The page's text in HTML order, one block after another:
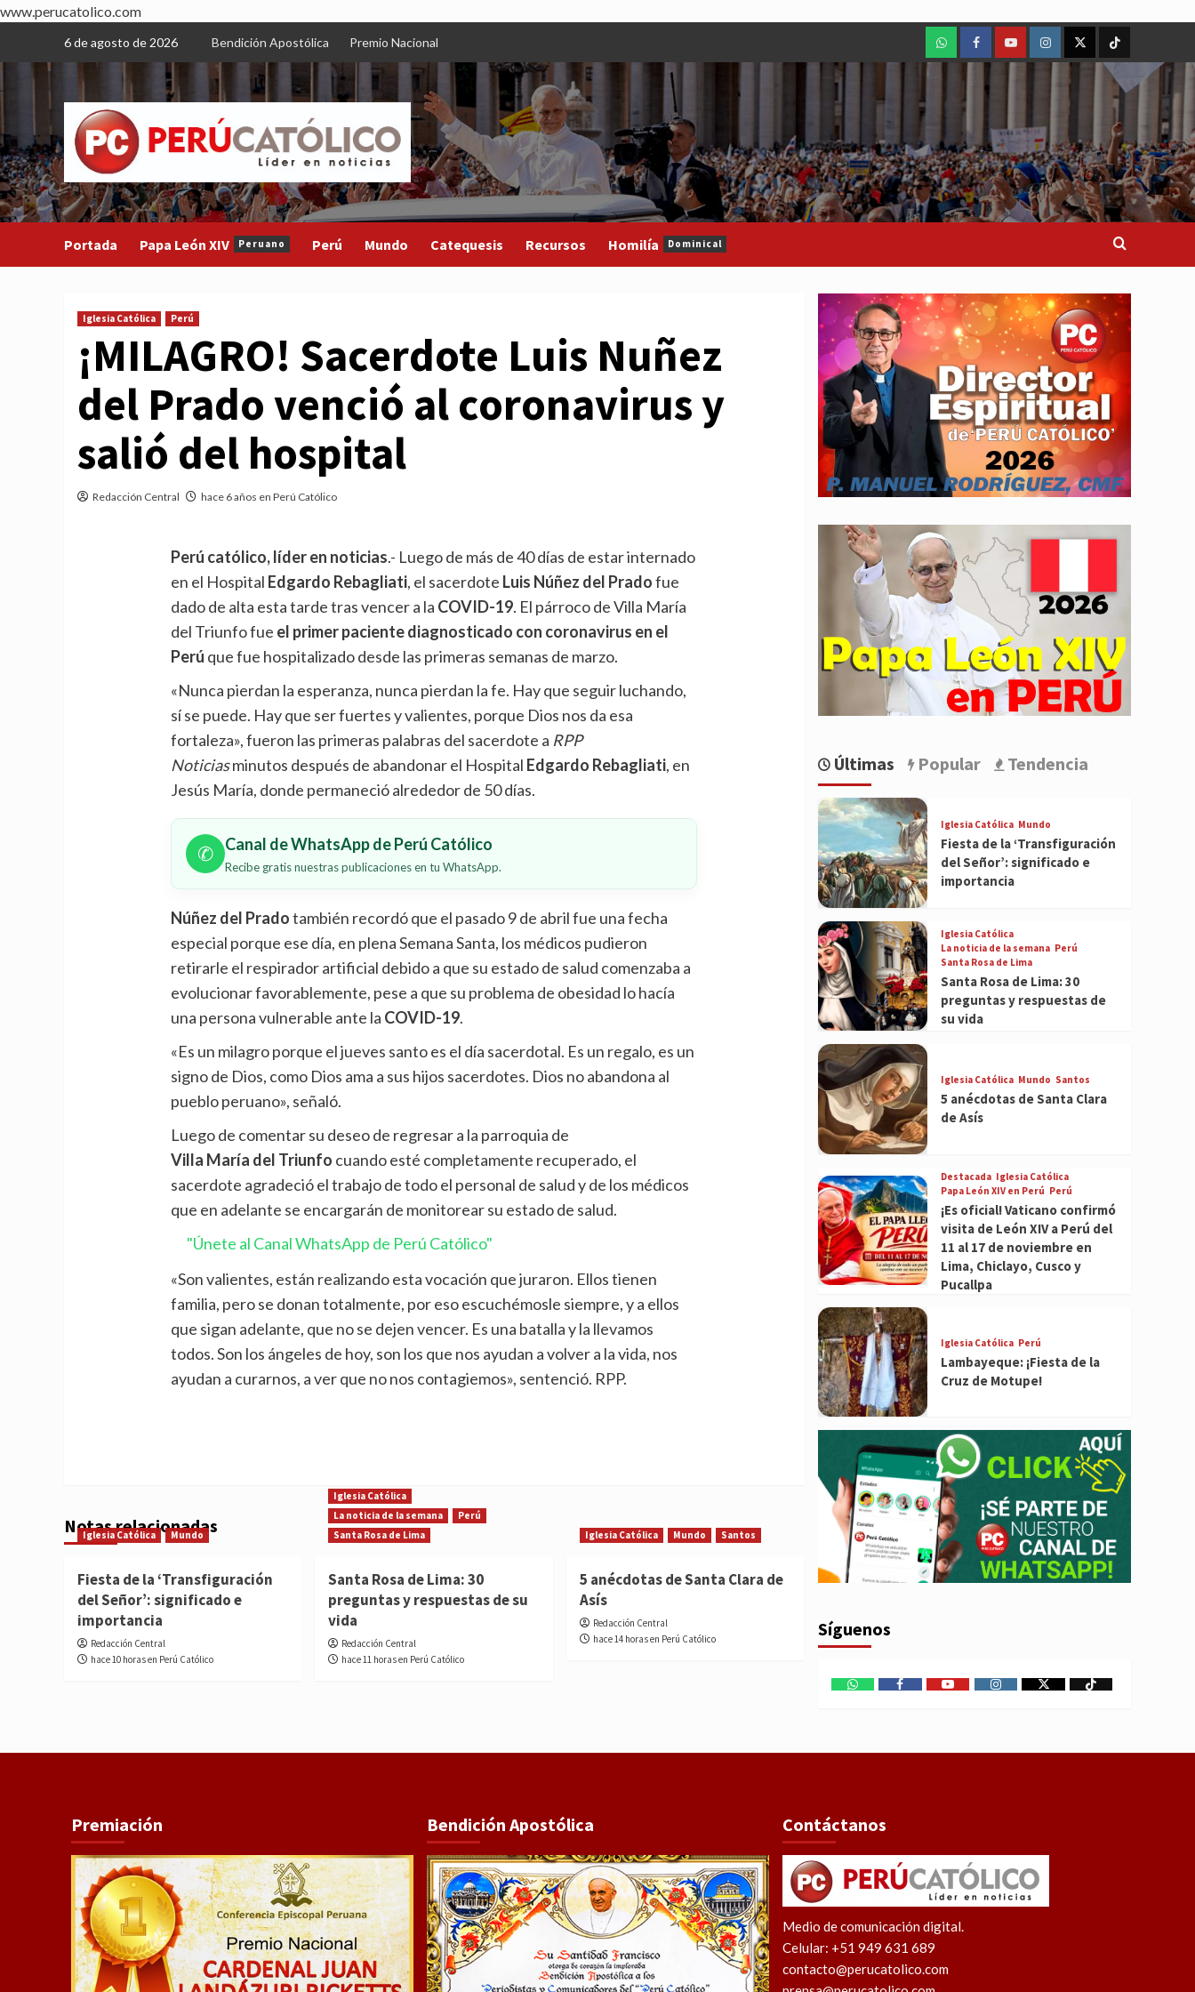
www.perucatolico.com
content
6 de agosto de 2026 Bendición Apostólica Premio Nacional
WhatsAppFacebookYoutubeInstagram
X TikTok
Portada Papa León XIV Peruano Perú Mundo Catequesis Recursos Homilía Dominical
Iglesia Católica Perú
¡MILAGRO! Sacerdote Luis Nuñez
del Prado venció al coronavirus y
salió del hospital
Redacción Central hace 6 años en Perú Católico
Perú católico, líder en noticias.- Luego de más de 40 días de estar internado
en el Hospital Edgardo Rebagliati, el sacerdote Luis Núñez del Pradofue
dado de alta esta tarde tras vencer a la COVID-19. El párroco de Villa María
del Triunfo fue el primer paciente diagnosticado con coronavirus en el
Perú que fue hospitalizado desde las primeras semanas de marzo.
«Nunca pierdan la esperanza, nunca pierdan la fe. Hay que seguir luchando,
sí se puede. Hay que ser fuertes y valientes, porque Dios nos da esa
fortaleza», fueron las primeras palabras del sacerdote a RPP
Noticiasminutos después de abandonar el Hospital Edgardo Rebagliati, en
Jesús María, donde permaneció alrededor de 50 días.
✆ Canal de WhatsApp de Perú Católico
Recibe gratis nuestras publicaciones en tu WhatsApp.
Núñez del Pradotambién recordó que el pasado 9 de abril fue una fecha
especial porque ese día, en plena Semana Santa, los médicos pudieron
retirarle el respirador artificial debido a que su estado de salud comenzaba a
evolucionar favorablemente, pese a que su problema de obesidad lo hacía
una persona vulnerable ante la COVID-19.
«Es un milagro porque el jueves santo es el día sacerdotal. Es un regalo, es un
signo de Dios, como Dios ama a sus hijos sacerdotes. Dios no abandona al
pueblo peruano», señaló.
Luego de comentar su deseo de regresar a la parroquia de
Villa María del Triunfo cuando esté completamente recuperado, el
sacerdote agradeció el trabajo de todo el personal de salud y de los médicos
que en adelante se encargarán de monitorear su estado de salud.
"Únete al Canal WhatsApp de Perú Católico"
«Son valientes, están realizando esta vocación que juraron. Ellos tienen
familia, pero se donan totalmente, por eso escuchémosle siempre, y a ellos
que sigan adelante, que no se dejen vencer. Es una batalla y la llevamos
todos. Son los ángeles de hoy, son los que nos ayudan a volver a la vida, nos
ayudan a curarnos, a ver que no nos contagiemos», sentenció. RPP.
Notas relacionadas
Iglesia Católica Mundo
Fiesta de la ‘Transfiguración
del Señor’: significado e
importancia
Redacción Central
hace 10 horas en Perú Católico
Iglesia Católica
La noticia de la semana
Perú
Santa Rosa de Lima
Santa Rosa de Lima: 30
preguntas y respuestas de su
vida
Redacción Central
hace 11 horas en Perú Católico
Iglesia Católica Mundo Santos
5 anécdotas de Santa Clara de
Asís
Redacción Central
hace 14 horas en Perú Católico
Últimas Popular Tendencia
Iglesia Católica Mundo
Fiesta de la ‘Transfiguración
del Señor’: significado e
importancia
Iglesia Católica
La noticia de la semana Perú
Santa Rosa de Lima
Santa Rosa de Lima: 30
preguntas y respuestas de
su vida
Iglesia Católica Mundo Santos
5 anécdotas de Santa Clara
de Asís
Destacada Iglesia Católica
Papa León XIV en Perú Perú
¡Es oficial! Vaticano confirmó
visita de León XIV a Perú del
11 al 17 de noviembre en
Lima, Chiclayo, Cusco y
Pucallpa
Iglesia Católica Perú
Lambayeque: ¡Fiesta de la
Cruz de Motupe!
Síguenos
WhatsAppFacebookYoutubeInstagram
X TikTok
Premiación Bendición Apostólica Contáctanos
Medio de comunicación digital.
Celular: +51 949 631 689
contacto@perucatolico.com